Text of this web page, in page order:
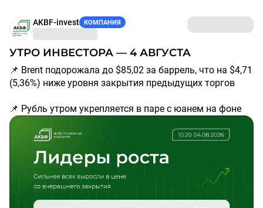
AKBF-invest КОМПАНИЯ
УТРО ИНВЕСТОРА — 4 АВГУСТА
📌 Brent подорожала до $85,02 за баррель, что на $4,71
(5,36%) ниже уровня закрытия предыдущих торгов
📌 Рубль утром укрепляется в паре с юанем на фоне
подрастающей нефти. Курс юаня составил 11,931 руб.
(-1,1 коп. к уровню предыдущего закрытия)
📌 Рынок акций РФ открылся в основную сессию
снижением индексов РТС и МосБиржи на 0,2%